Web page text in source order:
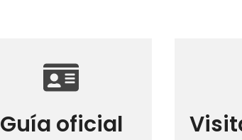
Guía oficial